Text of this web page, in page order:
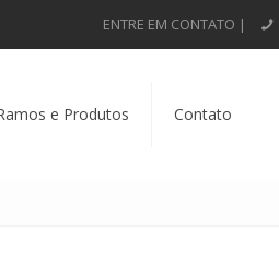
ENTRE EM CONTATO |
e Produtos Contato